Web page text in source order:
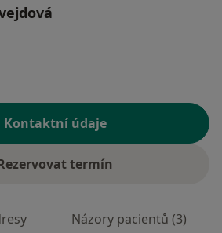
Kontaktní údaje
termín
Názory pacientů (3)